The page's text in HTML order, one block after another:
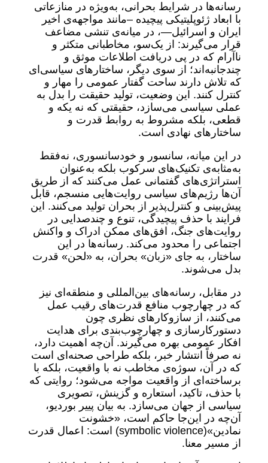
رسانه‌ها در شرایط بحرانی، به‌ویژه در منازعاتی
با ابعاد ژئوپلیتیکی پیچیده –مانند مواجهه‌ی اخیر
ایران و اسرائیل—، در میانه‌ی تنشی مضاعف
قرار می‌گیرند: از یک‌سو، مخاطبانی متکثر و
ناآرام که در پی دریافت اطلاعات موثق و
چندجانبه‌اند؛ از سوی دیگر، ساختارهای سیاسی‌ای
که تلاش دارند ساحت گفتار عمومی را مهار و
کنترل کنند. این وضعیت، تولید حقیقت را بدل به
عملی سیاسی می‌سازد، حقیقتی که نه یکه و
قطعی، بلکه مشروط به روابط قدرت و
ساختارهای نهادی است.
در این میانه، سانسور و خودسانسوری، نه‌فقط
به‌مثابه‌ی تکنیک‌های سرکوب بلکه به‌عنوان
استراتژی‌های گفتمانی عمل می‌کنند که از طریق
آن‌ها رژیم‌های سیاسی روایت‌هایی منسجم، قابل
پیش‌بینی و کنترل‌پذیر از بحران تولید می‌کنند. این
فرایند با حذف پیچیدگی، تنوع و چندصدایی در
روایت‌های جنگ، افق‌های ممکن ادراک و واکنش
اجتماعی را محدود می‌کند. رسانه‌ها در این
ساختار، به جای «زبان» بحران، به «لحن» قدرت
بدل می‌شوند.
در مقابل، رسانه‌های بین‌المللی و منطقه‌ای نیز
که در چهارچوب منافع قدرت‌های رقیب عمل
می‌کنند، از سازوکارهای نظری چون
دستورکارسازی و چهارچوب‌بندی برای هدایت
افکار عمومی بهره می‌گیرند. آن‌چه اهمیت دارد،
نه صرفاً انتشار خبر، بلکه طراحی صحنه‌ای است
که در آن، سوژه‌ی مخاطب نه با واقعیت، بلکه با
برساخته‌ای از واقعیت مواجه می‌شود؛ روایتی که
با حذف، تاکید، استعاره و گزینش، تصویری
سیاسی از جهان می‌سازد. به بیان پییر بوردیو،
آن‌چه در این‌جا حاکم است، «خشونت
نمادین»(symbolic violence) است: اعمال قدرت
از مسیر معنا.